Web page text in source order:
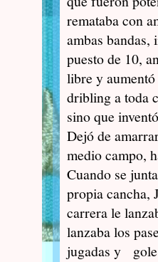
remataba con
ambas bandas,
puesto de 10,
libre y
dribling a toda
sino que
Dejó de
medio campo,
Cuando se
propia cancha,
carrera le
lanzaba los
jugadas y